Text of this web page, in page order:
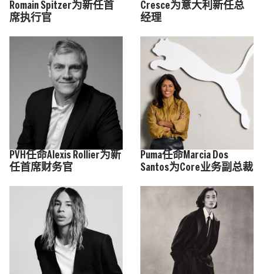
Romain Spitzer为新任首
席执行官
Cresce为意大利新任总
经理
PVH任命Alexis Rollier为新
任首席财务官
Puma任命Marcia Dos
Santos为Core业务副总裁